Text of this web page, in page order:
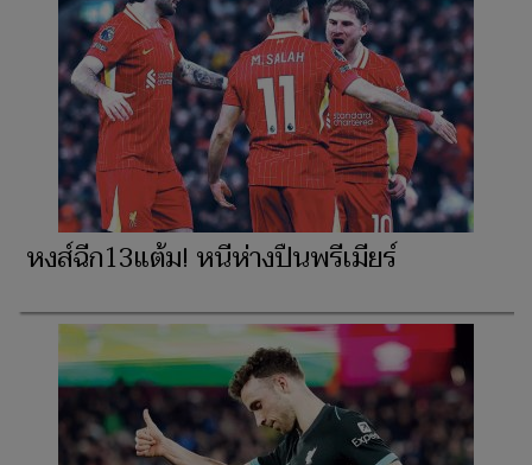
หงส์ฉีก13แต้ม! หนีห่างปืนพรีเมียร์